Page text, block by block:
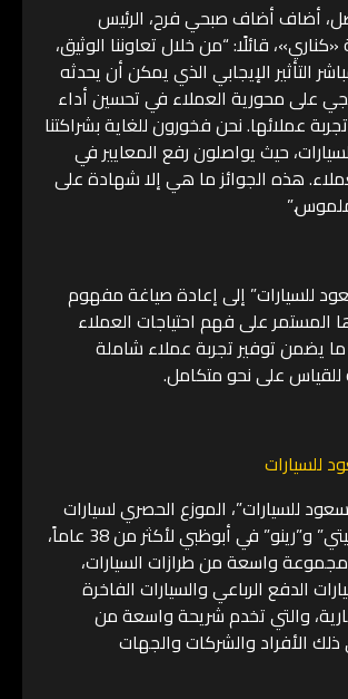
أضاف أضاف صبحي فرح، الرئيس
قائلًا: “من خلال تعاوننا الوثيق،
التأثير الإيجابي الذي يمكن أن يحدثه
على محورية العملاء في تحسين أداء
عملائها. نحن فخورون للغاية بشراكتنا
حيث يواصلون رفع المعايير في
هذه الجوائز ما هي إلا شهادة على
للسيارات” إلى إعادة صياغة مفهوم
المستمر على فهم احتياجات العملاء
ما يضمن توفير تجربة عملاء شاملة
للقياس على نحو متكامل.
للسيارات
للسيارات”، الموزع الحصري لسيارات
“نيسان” و”إنفينيتي” و”رينو” في أبوظبي لأكثر من 38 عاماً،
واسعة من طرازات السيارات،
الدفع الرباعي والسيارات الفاخرة
والتي تخدم شريحة واسعة من
ذلك الأفراد والشركات والجهات